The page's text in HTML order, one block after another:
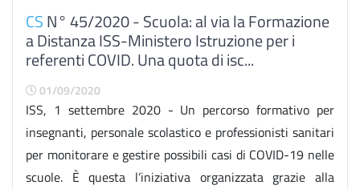
CSN° 45/2020 - Scuola: al via la Formazione
a Distanza ISS-Ministero Istruzione per i
referenti COVID. Una quota di isc...
01/09/2020
ISS, 1 settembre 2020 - Un percorso formativo per
insegnanti, personale scolastico e professionisti sanitari
per monitorare e gestire possibili casi di COVID-19 nelle
scuole. È questa l’iniziativa organizzata grazie alla